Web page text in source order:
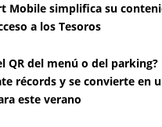
Mobile simplifica su
a los Tesoros
QR del menú o del parking?
récords y se convierte en
este verano